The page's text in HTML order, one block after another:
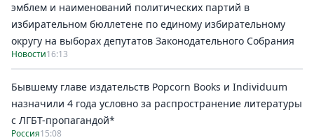
эмблем и наименований политических партий в
избирательном бюллетене по единому избирательному
округу на выборах депутатов Законодательного Собрания
Новости16:13
Бывшему главе издательств Popcorn Books и Individuum
назначили 4 года условно за распространение литературы
с ЛГБТ-пропагандой*
Россия15:08